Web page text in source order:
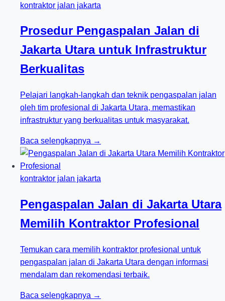
kontraktor jalan jakarta
Prosedur Pengaspalan Jalan di
Jakarta Utara untuk Infrastruktur
Berkualitas
Pelajari langkah-langkah dan teknik pengaspalan jalan
oleh tim profesional di Jakarta Utara, memastikan
infrastruktur yang berkualitas untuk masyarakat.
Baca selengkapnya →
kontraktor jalan jakarta
Pengaspalan Jalan di Jakarta Utara
Memilih Kontraktor Profesional
Temukan cara memilih kontraktor profesional untuk
pengaspalan jalan di Jakarta Utara dengan informasi
mendalam dan rekomendasi terbaik.
Baca selengkapnya →